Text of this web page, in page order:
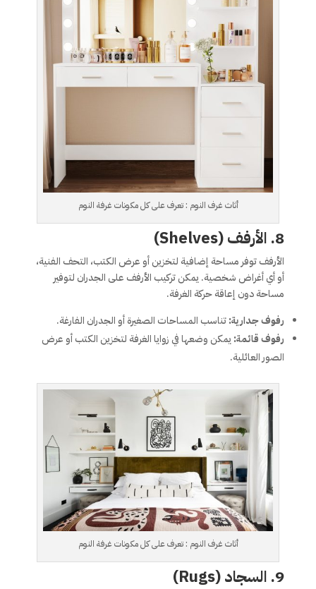
أثاث غرف النوم : تعرف على كل مكونات غرفة النوم
8. الأرفف (Shelves)
الأرفف توفر مساحة إضافية لتخزين أو عرض الكتب، التحف الفنية،
أو أي أغراض شخصية. يمكن تركيب الأرفف على الجدران لتوفير
مساحة دون إعاقة حركة الغرفة.
رفوف جدارية:تناسب المساحات الصغيرة أو الجدران الفارغة.
رفوف قائمة: يمكن وضعها في زوايا الغرفة لتخزين الكتب أو عرض
الصور العائلية.
أثاث غرف النوم : تعرف على كل مكونات غرفة النوم
9. السجاد (Rugs)